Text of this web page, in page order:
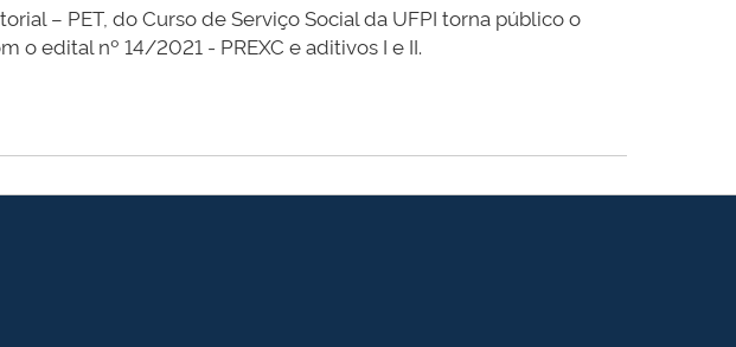
– PET, do Curso de Serviço Social da UFPI torna público o
edital nº 14/2021 - PREXC e aditivos I e II.